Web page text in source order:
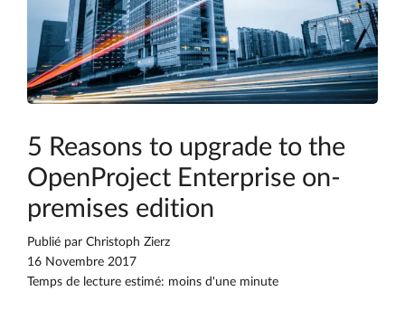
5 Reasons to upgrade to the
OpenProject Enterprise on-
premises edition
Publié par Christoph Zierz
16 Novembre 2017
Temps de lecture estimé: moins d'une minute